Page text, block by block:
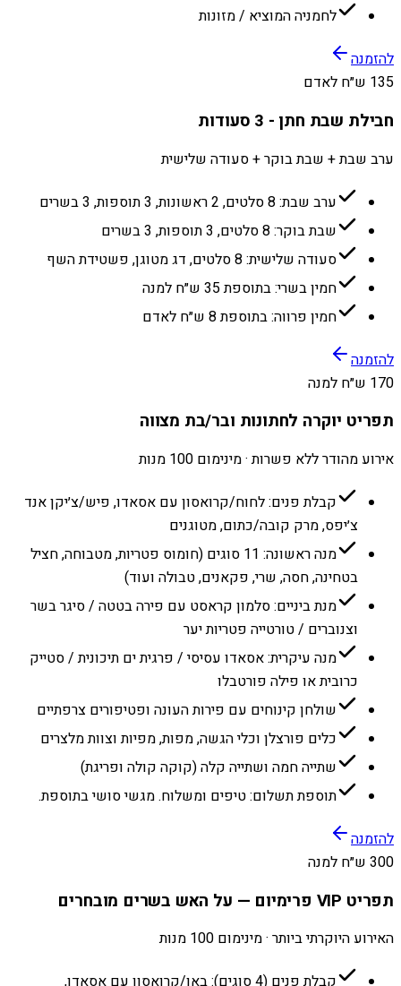
לחמניה המוציא / מזונות
להזמנה
135 ש״ח לאדם
חבילת שבת חתן - 3 סעודות
ערב שבת + שבת בוקר + סעודה שלישית
ערב שבת: 8 סלטים, 2 ראשונות, 3 תוספות, 3 בשרים
שבת בוקר: 8 סלטים, 3 תוספות, 3 בשרים
סעודה שלישית: 8 סלטים, דג מטוגן, פשטידת השף
חמין בשרי: בתוספת 35 ש״ח למנה
חמין פרווה: בתוספת 8 ש״ח לאדם
להזמנה
170 ש״ח למנה
תפריט יוקרה לחתונות ובר/בת מצווה
אירוע מהודר ללא פשרות · מינימום 100 מנות
קבלת פנים: לחוח/קרואסון עם אסאדו, פיש/צ׳יקן אנד
צ׳יפס, מרק קובה/כתום, מטוגנים
מנה ראשונה: 11 סוגים (חומוס פטריות, מטבוחה, חציל
בטחינה, חסה, שרי, פקאנים, טבולה ועוד)
מנת ביניים: סלמון קראסט עם פירה בטטה / סיגר בשר
וצנוברים / טורטייה פטריות יער
מנה עיקרית: אסאדו עסיסי / פרגית ים תיכונית / סטייק
כרובית או פילה פורטבלו
שולחן קינוחים עם פירות העונה ופטיפורים צרפתיים
כלים פורצלן וכלי הגשה, מפות, מפיות וצוות מלצרים
שתייה חמה ושתייה קלה (קוקה קולה ופריגת)
תוספת תשלום: טיפים ומשלוח. מגשי סושי בתוספת.
להזמנה
300 ש״ח למנה
תפריט VIP פרימיום — על האש בשרים מובחרים
האירוע היוקרתי ביותר · מינימום 100 מנות